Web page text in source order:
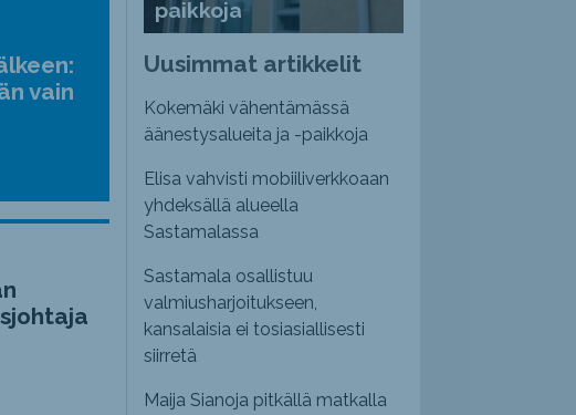
pienemmäksi.
vain
paikkoja
Uusimmat artikkelit
Kokemäki vähentämässä
äänestysalueita ja -paikkoja
Elisa vahvisti mobiiliverkkoaan
yhdeksällä alueella
Sastamalassa
Sastamala osallistuu
valmiusharjoitukseen,
kansalaisia ei tosiasiallisesti
siirretä
Maija Sianoja pitkällä matkalla